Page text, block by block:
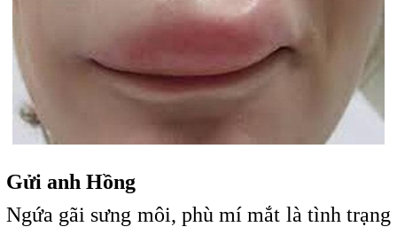
Gửi anh Hồng
Ngứa gãi sưng môi, phù mí mắt là tình trạng